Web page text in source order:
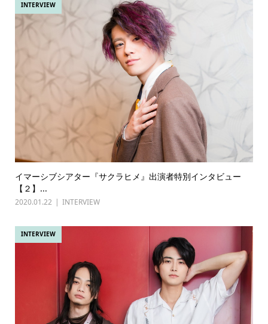
INTERVIEW
イマーシブシアター『サクラヒメ』出演者特別インタビュー
【２】...
2020.01.22 INTERVIEW
INTERVIEW